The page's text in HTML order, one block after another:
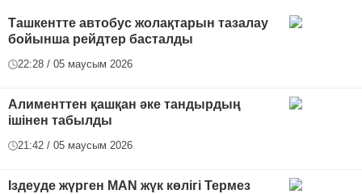
Ташкентте автобус жолақтарын тазалау
бойынша рейдтер басталды
22:28 / 05 маусым 2026
Алименттен қашқан әке тандырдың
ішінен табылды
21:42 / 05 маусым 2026
Іздеуде жүрген MAN жүк көлігі Термез